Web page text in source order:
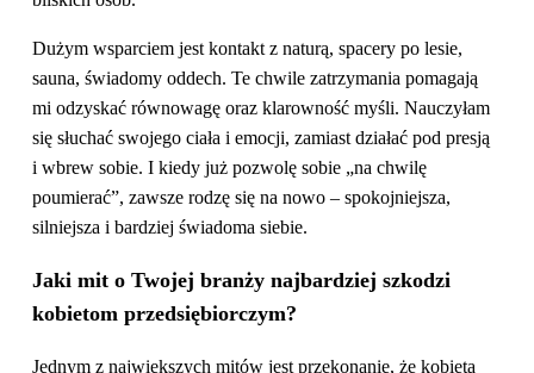
Dużym wsparciem jest kontakt z naturą, spacery po lesie,
sauna, świadomy oddech. Te chwile zatrzymania pomagają
mi odzyskać równowagę oraz klarowność myśli. Nauczyłam
się słuchać swojego ciała i emocji, zamiast działać pod presją
i wbrew sobie. I kiedy już pozwolę sobie „na chwilę
poumierać”, zawsze rodzę się na nowo – spokojniejsza,
silniejsza i bardziej świadoma siebie.
Jaki mit o Twojej branży najbardziej szkodzi
kobietom przedsiębiorczym?
Jednym z największych mitów jest przekonanie, że kobieta